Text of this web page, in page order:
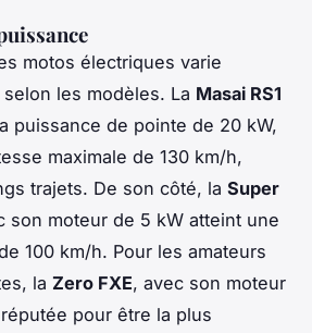
motos électriques varie
les modèles. La Masai RS1
puissance de pointe de 20 kW,
maximale de 130 km/h,
trajets. De son côté, la Super
son moteur de 5 kW atteint une
100 km/h. Pour les amateurs
la Zero FXE, avec son moteur
pour être la plus